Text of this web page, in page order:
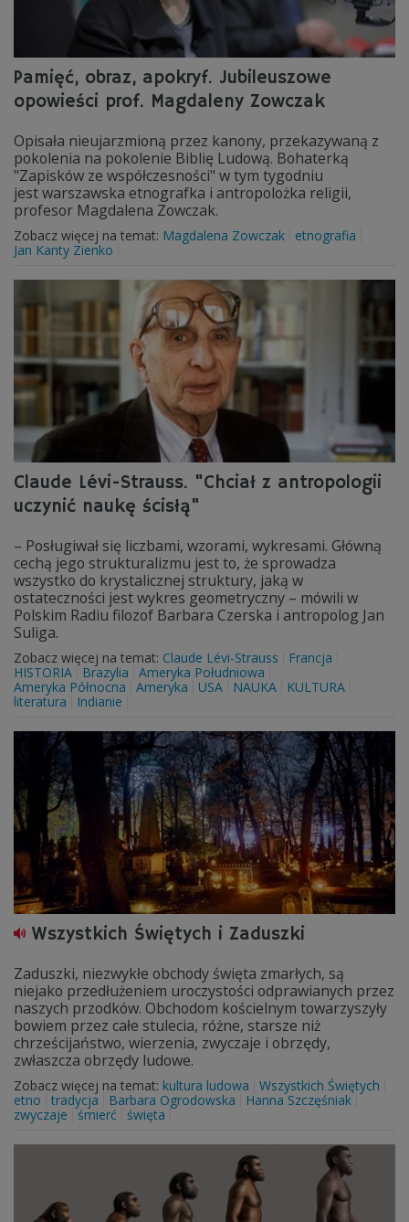
Pamięć, obraz, apokryf. Jubileuszowe
opowieści prof. Magdaleny Zowczak
Opisała nieujarzmioną przez kanony, przekazywaną z
pokolenia na pokolenie Biblię Ludową. Bohaterką
"Zapisków ze współczesności" w tym tygodniu
jest warszawska etnografka i antropolożka religii,
profesor Magdalena Zowczak.
Zobacz więcej na temat: Magdalena Zowczak
etnografia
Jan Kanty Zienko
Claude Lévi-Strauss. "Chciał z antropologii
uczynić naukę ścisłą"
– Posługiwał się liczbami, wzorami, wykresami. Główną
cechą jego strukturalizmu jest to, że sprowadza
wszystko do krystalicznej struktury, jaką w
ostateczności jest wykres geometryczny – mówili w
Polskim Radiu filozof Barbara Czerska i antropolog Jan
Suliga.
Zobacz więcej na temat: Claude Lévi-Strauss
Francja
HISTORIA
Brazylia
Ameryka Południowa
Ameryka Północna
Ameryka USA NAUKA
KULTURA
literatura
Indianie
Wszystkich Świętych i Zaduszki
Zaduszki, niezwykłe obchody święta zmarłych, są
niejako przedłużeniem uroczystości odprawianych przez
naszych przodków. Obchodom kościelnym towarzyszyły
bowiem przez całe stulecia, różne, starsze niż
chrześcijaństwo, wierzenia, zwyczaje i obrzędy,
zwłaszcza obrzędy ludowe.
Zobacz więcej na temat: kultura ludowa
Wszystkich Świętych
etno
tradycja Barbara Ogrodowska
Hanna Szczęśniak
zwyczaje
śmierć święta